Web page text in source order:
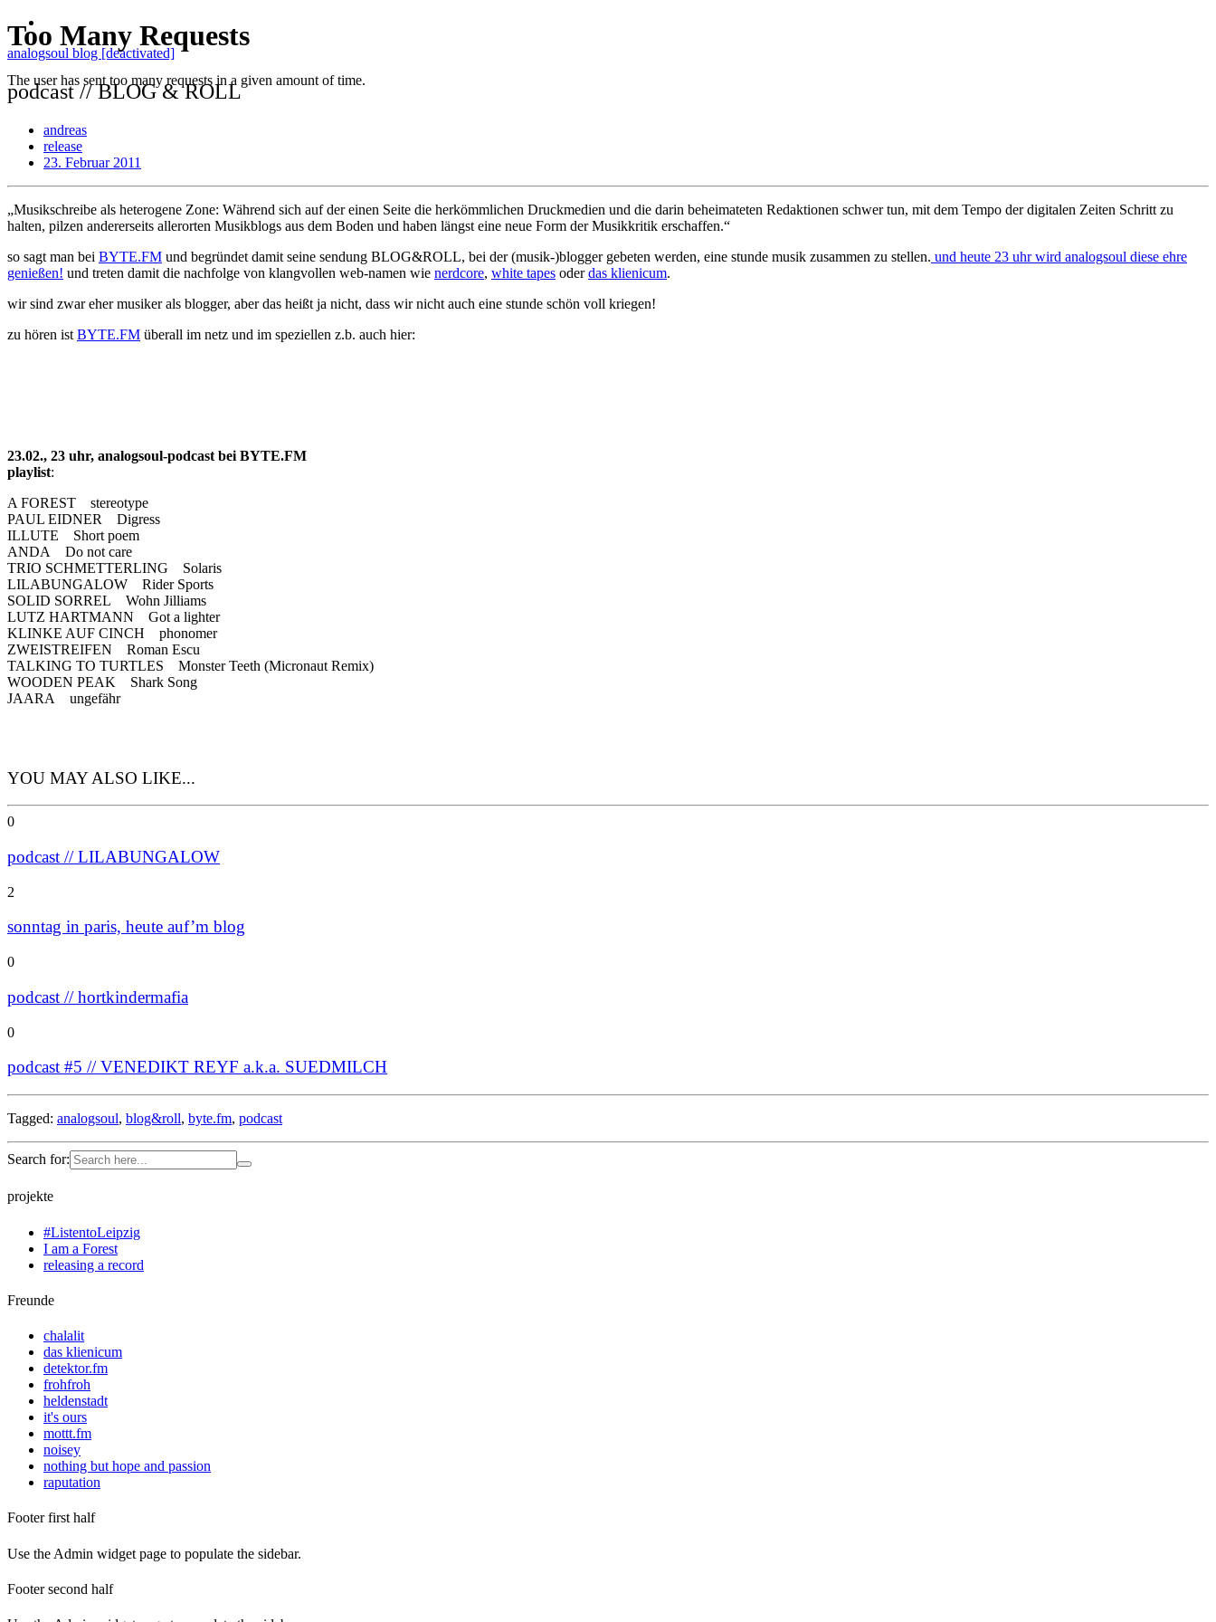
analogsoul blog [deactivated]
podcast // BLOG & ROLL
andreas
release
23. Februar 2011
„Musikschreibe als heterogene Zone: Während sich auf der einen Seite die herkömmlichen Druckmedien und die darin beheimateten Redaktionen schwer tun, mit dem Tempo der digitalen Zeiten Schritt zu
halten, pilzen andererseits allerorten Musikblogs aus dem Boden und haben längst eine neue Form der Musikkritik erschaffen.“
so sagt man bei BYTE.FM und begründet damit seine sendung BLOG&ROLL, bei der (musik-)blogger gebeten werden, eine stunde musik zusammen zu stellen. und heute 23 uhr wird analogsoul diese ehre
genießen! und treten damit die nachfolge von klangvollen web-namen wie nerdcore, white tapes oderdas klienicum.
wir sind zwar eher musiker als blogger, aber das heißt ja nicht, dass wir nicht auch eine stunde schön voll kriegen!
zu hören ist BYTE.FM überall im netz und im speziellen z.b. auch hier:
23.02., 23 uhr, analogsoul-podcast bei BYTE.FM
playlist:
A FOREST stereotype
PAUL EIDNER Digress
ILLUTE Short poem
ANDA Do not care
TRIO SCHMETTERLING Solaris
LILABUNGALOW Rider Sports
SOLID SORREL Wohn Jilliams
LUTZ HARTMANN Got a lighter
KLINKE AUF CINCH phonomer
ZWEISTREIFEN Roman Escu
TALKING TO TURTLES Monster Teeth (Micronaut Remix)
WOODEN PEAK Shark Song
JAARA ungefähr
YOU MAY ALSO LIKE...
0
podcast // LILABUNGALOW
2
sonntag in paris, heute auf’m blog
0
podcast // hortkindermafia
0
podcast #5 // VENEDIKT REYF a.k.a. SUEDMILCH
Tagged: analogsoul, blog&roll, byte.fm, podcast
Search for:
projekte
#ListentoLeipzig
I am a Forest
releasing a record
Freunde
chalalit
das klienicum
detektor.fm
frohfroh
heldenstadt
it's ours
mottt.fm
noisey
nothing but hope and passion
raputation
Footer first half
Use the Admin widget page to populate the sidebar.
Footer second half